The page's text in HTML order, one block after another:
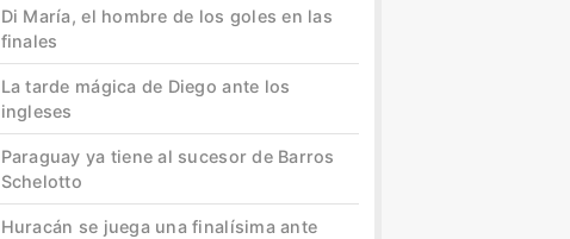
Di María, el hombre de los goles en las
finales
La tarde mágica de Diego ante los
ingleses
Paraguay ya tiene al sucesor de Barros
Schelotto
Huracán se juega una finalísima ante